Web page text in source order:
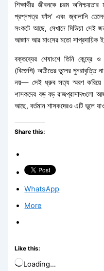
শিক্ষার্থীর জীবনকে চরম
প্রশ্নপত্র ফাঁস’ এবং জ্বালানি
সংকটে আছে, সেখানে মিডিয়া সেই
আজান আর মাংসের মতো সাপ্রদায়িক
বক্তব্যের শেষাংশে তিনি কেন্দ্রে ও
(বিজেপি) অতীতের ভুলের পুনরাবৃত্তি
নয়— সেই ধ্রুব সত্য স্মরণ করিয়ে
শাসকদের বড় বড় রাজপ্রাসাদগুলো
আছে, বর্তমান শাসকদেরও এটি ভুলে
Share this:
WhatsApp
More
Like this:
Loading…